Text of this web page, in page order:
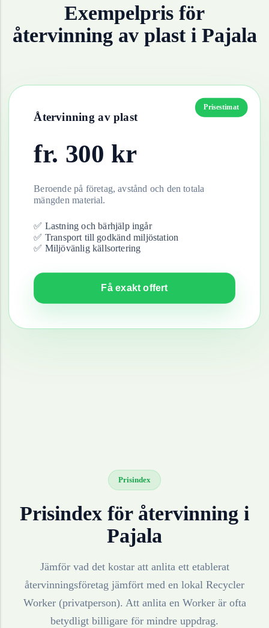
Exempelpris för
återvinning av plasti Pajala
Prisestimat
Återvinning av plast
fr. 300 kr
Beroende på företag, avstånd och den totala
mängden material.
✅ Lastning och bärhjälp ingår
✅ Transport till godkänd miljöstation
✅ Miljövänlig källsortering
Få exakt offert
Prisindex
Prisindex för återvinning i
Pajala
Jämför vad det kostar att anlita ett etablerat
återvinningsföretag jämfört med en lokal Recycler
Worker (privatperson). Att anlita en Worker är ofta
betydligt billigare för mindre uppdrag.